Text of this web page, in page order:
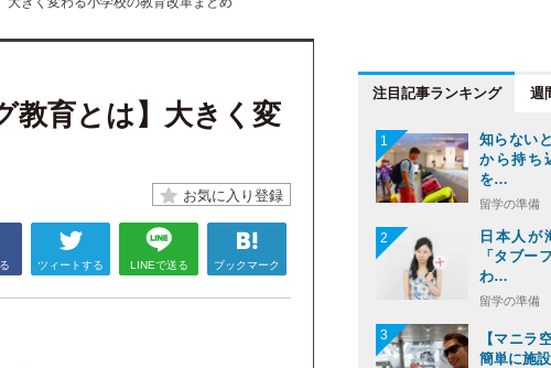
教育とは】大きく変
ツィートする LINEで送る ブックマーク
注目記事 週
1
知らない
から持ち
を…
留学の準備
2
日本人が
「タブー
わ…
留学の準備
3
【マニラ
簡単に施